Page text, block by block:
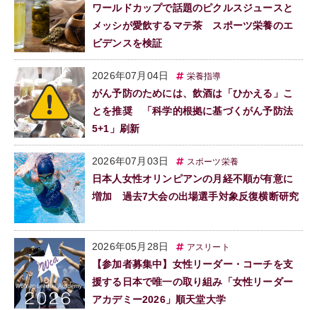
ワールドカップで話題のピクルスジュースと
メッシが愛飲するマテ茶 スポーツ栄養のエ
ビデンスを検証
2026年07月04日 栄養指導
がん予防のためには、飲酒は「ひかえる」こ
とを推奨 「科学的根拠に基づくがん予防法
5+1」刷新
2026年07月03日 スポーツ栄養
日本人女性オリンピアンの月経不順が有意に
増加 過去7大会の出場選手対象反復横断研究
2026年05月28日 アスリート
【参加者募集中】女性リーダー・コーチを支
援する日本で唯一の取り組み「女性リーダー
アカデミー2026」順天堂大学